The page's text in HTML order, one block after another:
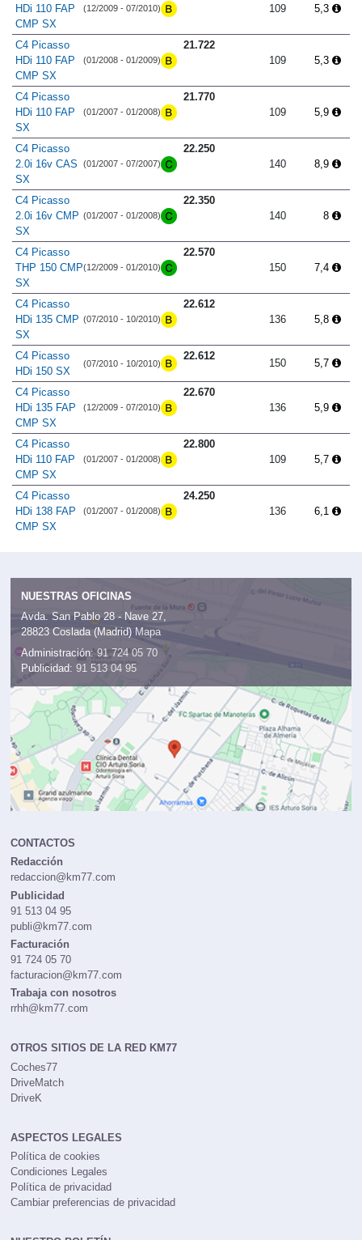
HDi 110 FAP
CMP SX
(12/2009 - 07/2010)
109
5,3
C4 Picasso
HDi 110 FAP
CMP SX
(01/2008 - 01/2009)
21.722
109
5,3
C4 Picasso
HDi 110 FAP
SX
(01/2007 - 01/2008)
21.770
109
5,9
C4 Picasso
2.0i 16v CAS
SX
(01/2007 - 07/2007)
22.250
140
8,9
C4 Picasso
2.0i 16v CMP
SX
(01/2007 - 01/2008)
22.350
140
8
C4 Picasso
THP 150 CMP
SX
(12/2009 - 01/2010)
22.570
150
7,4
C4 Picasso
HDi 135 CMP
SX
(07/2010 - 10/2010)
22.612
136
5,8
C4 Picasso
HDi 150 SX
(07/2010 - 10/2010)
22.612
150 5,7
C4 Picasso
HDi 135 FAP
CMP SX
(12/2009 - 07/2010)
22.670
136
5,9
C4 Picasso
HDi 110 FAP
CMP SX
(01/2007 - 01/2008)
22.800
109
5,7
C4 Picasso
HDi 138 FAP
CMP SX
(01/2007 - 01/2008)
24.250
136
6,1
NUESTRAS OFICINAS
Avda. San Pablo 28 - Nave 27,
28823 Coslada (Madrid) Mapa
Administración: 91 724 05 70
Publicidad: 91 513 04 95
CONTACTOS
Redacción
redaccion@km77.com
Publicidad
91 513 04 95
publi@km77.com
Facturación
91 724 05 70
facturacion@km77.com
Trabaja con nosotros
rrhh@km77.com
OTROS SITIOS DE LA RED KM77
Coches77
DriveMatch
DriveK
ASPECTOS LEGALES
Política de cookies
Condiciones Legales
Política de privacidad
Cambiar preferencias de privacidad